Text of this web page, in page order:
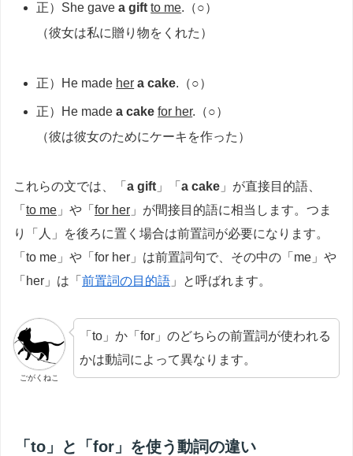
正）She gavea gift to me.（○）
（彼女は私に贈り物をくれた）
正）He made her a cake.（○）
正）He madea cake for her.（○）
（彼は彼女のためにケーキを作った）
これらの文では、「 a gift 」「 a cake 」が直接目的語、
「 to me 」や「 for her 」が間接目的語に相当します。つま
り「人」を後ろに置く場合は前置詞が必要になります。
「to me」や「for her」は前置詞句で、その中の「me」や
「her」は「 前置詞の目的語 」と呼ばれます。
ごがくねこ
「to」か「for」のどちらの前置詞が使われる
かは動詞によって異なります。
「to」と「for」を使う動詞の違い